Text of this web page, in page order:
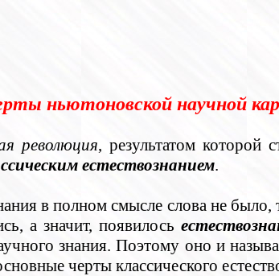
ньютоновской научной
революция, результатом которой
естествознанием.
в полном смысле слова не
а значит, появилось
знания. Поэтому оно и
черты классического